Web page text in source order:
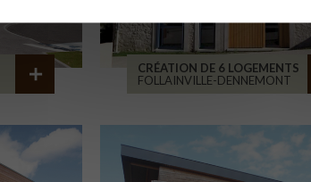
CRÉATION DE 6 LOGEMENTS
FOLLAINVILLE-DENNEMONT